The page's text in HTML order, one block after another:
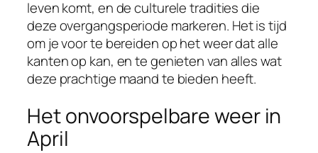
leven komt, en de culturele tradities die
deze overgangsperiode markeren. Het is tijd
om je voor te bereiden op het weer dat alle
kanten op kan, en te genieten van alles wat
deze prachtige maand te bieden heeft.
Het onvoorspelbare weer in
April